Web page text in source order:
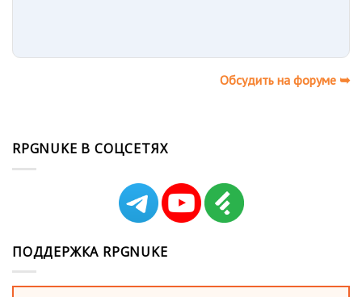
Обсудить на форуме ➥
RPGNUKE В СОЦСЕТЯХ
ПОДДЕРЖКА RPGNUKE